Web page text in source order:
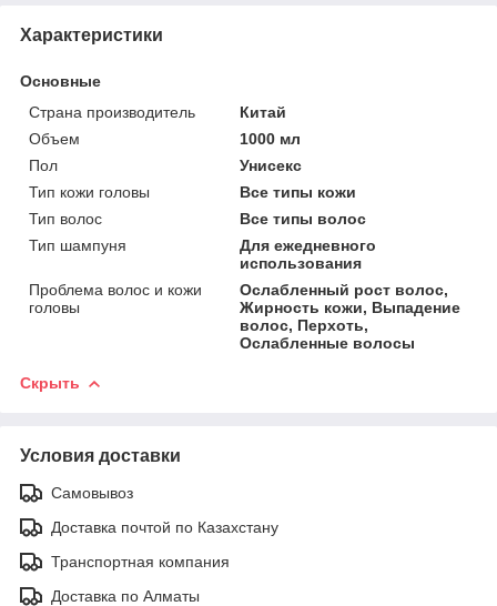
Характеристики
Основные
Страна производитель
Китай
Объем
1000 мл
Пол
Унисекс
Тип кожи головы
Все типы кожи
Тип волос
Все типы волос
Тип шампуня
Для ежедневного
использования
Проблема волос и кожи
головы
Ослабленный рост волос,
Жирность кожи, Выпадение
волос, Перхоть,
Ослабленные волосы
Скрыть
Условия доставки
Самовывоз
Доставка почтой по Казахстану
Транспортная компания
Доставка по Алматы